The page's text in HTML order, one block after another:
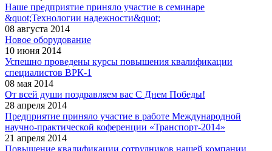
Наше предприятие приняло участие в семинаре
&quot;Технологии надежности&quot;
08 августа 2014
Новое оборудование
10 июня 2014
Успешно проведены курсы повышения квалификации
специалистов ВРК-1
08 мая 2014
От всей души поздравляем вас С Днем Победы!
28 апреля 2014
Предприятие приняло участие в работе Международной
научно-практической коференции «Транспорт-2014»
21 апреля 2014